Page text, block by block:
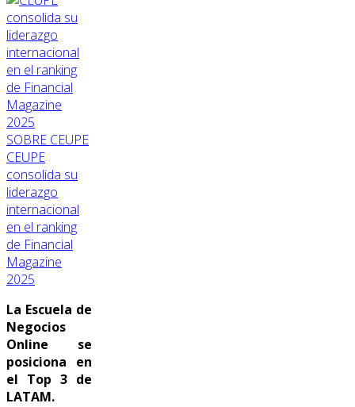
SOBRE CEUPE
CEUPE
consolida su
liderazgo
internacional
en el ranking
de Financial
Magazine
2025
La Escuela de
Negocios
Online se
posiciona en
el Top 3 de
LATAM.